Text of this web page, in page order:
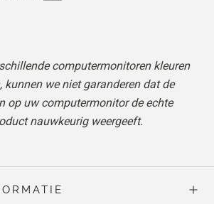
computermonitoren kleuren
kunnen we niet garanderen dat de
op uw computermonitor de echte
nauwkeurig weergeeft.